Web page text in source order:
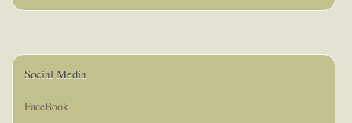
Social Media
Corps
FaceBook